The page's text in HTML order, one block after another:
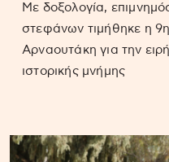
Με δοξολογία,
στεφάνων τιμήθηκε η
Αρναουτάκη για την
ιστορικής μνήμης